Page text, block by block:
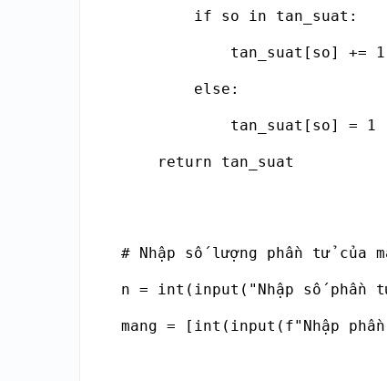
if so in tan_suat:
tan_suat[so] += 1
else:
tan_suat[so] = 1
return tan_suat
# Nhập số lượng phần tử của
n = int(input("Nhập số phần
mang = [int(input(f"Nhập